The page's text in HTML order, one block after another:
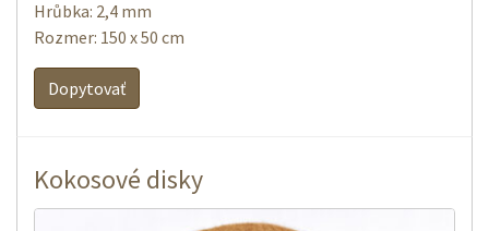
Hrůbka: 2,4 mm
Rozmer: 150 x 50 cm
Dopytovať
Kokosové disky